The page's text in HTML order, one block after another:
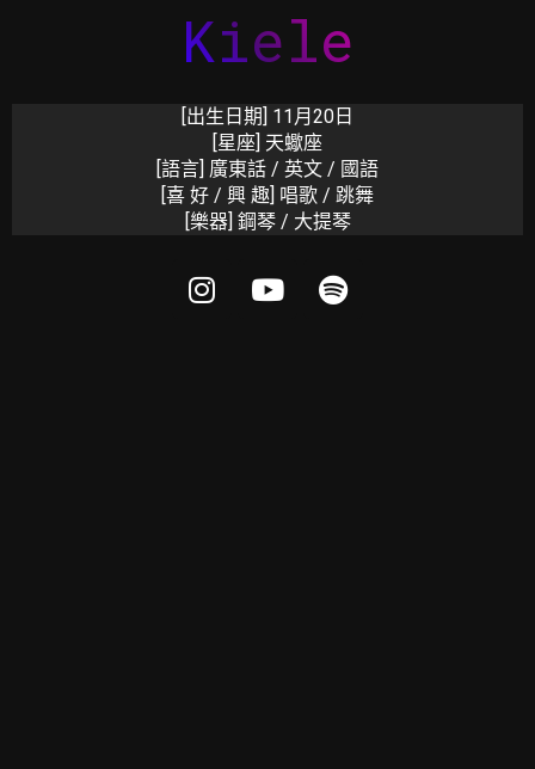
Kiele
[出生日期] 11月20日
[星座] 天蠍座
[語言] 廣東話 / 英文 / 國語
[喜 好 / 興 趣] 唱歌 / 跳舞
[樂器] 鋼琴 / 大提琴